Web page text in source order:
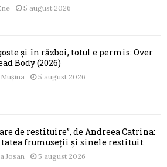
5 august 2026
și în război, totul e permis: Over
Body (2026)
5 august 2026
de restituire”, de Andreea Catrina:
frumuseții și sinele restituit
Josan 5 august 2026